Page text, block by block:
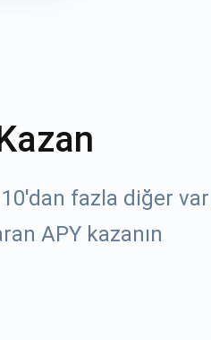
fazla diğer
APY kazanın